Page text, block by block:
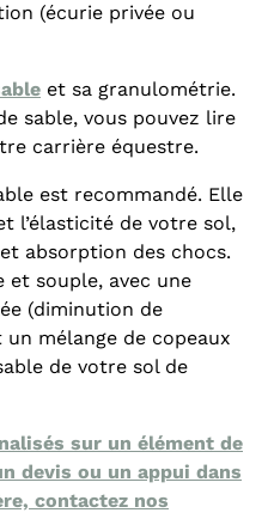
(écurie privée ou
et sa granulométrie.
sable, vous pouvez lire
carrière équestre.
est recommandé. Elle
l’élasticité de votre sol,
absorption des chocs.
et souple, avec une
(diminution de
un mélange de copeaux
de votre sol de
sur un élément de
devis ou un appui dans
contactez nos